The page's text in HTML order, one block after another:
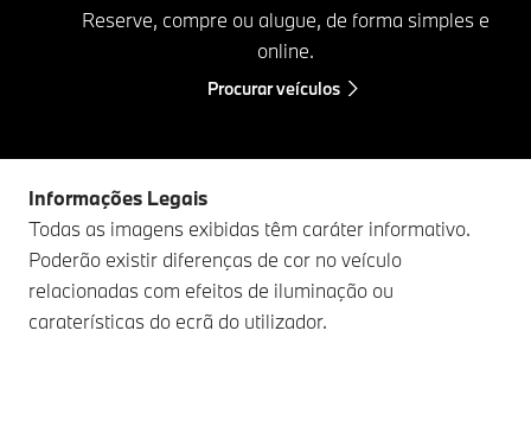
Reserve, compre ou alugue, de forma simples e
online.
Procurar veículos
Informações Legais
Todas as imagens exibidas têm caráter informativo.
Poderão existir diferenças de cor no veículo
relacionadas com efeitos de iluminação ou
caraterísticas do ecrã do utilizador.